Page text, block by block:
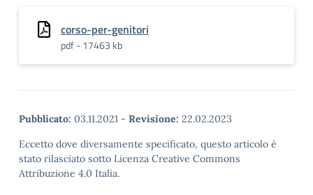
corso-per-genitori
pdf - 17463 kb
Pubblicato: 03.11.2021 - Revisione: 22.02.2023
Eccetto dove diversamente specificato, questo articolo è
stato rilasciato sotto Licenza Creative Commons
Attribuzione 4.0 Italia.